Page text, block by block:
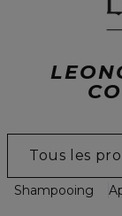
Tous les
Shampooing